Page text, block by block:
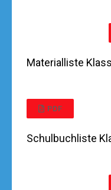
Materialliste
PDF
Schulbuchliste